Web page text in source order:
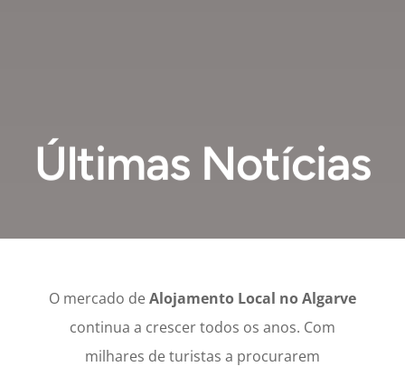
Últimas Notícias
O mercado deAlojamento Local no Algarve
continua a crescer todos os anos. Com
milhares de turistas a procurarem